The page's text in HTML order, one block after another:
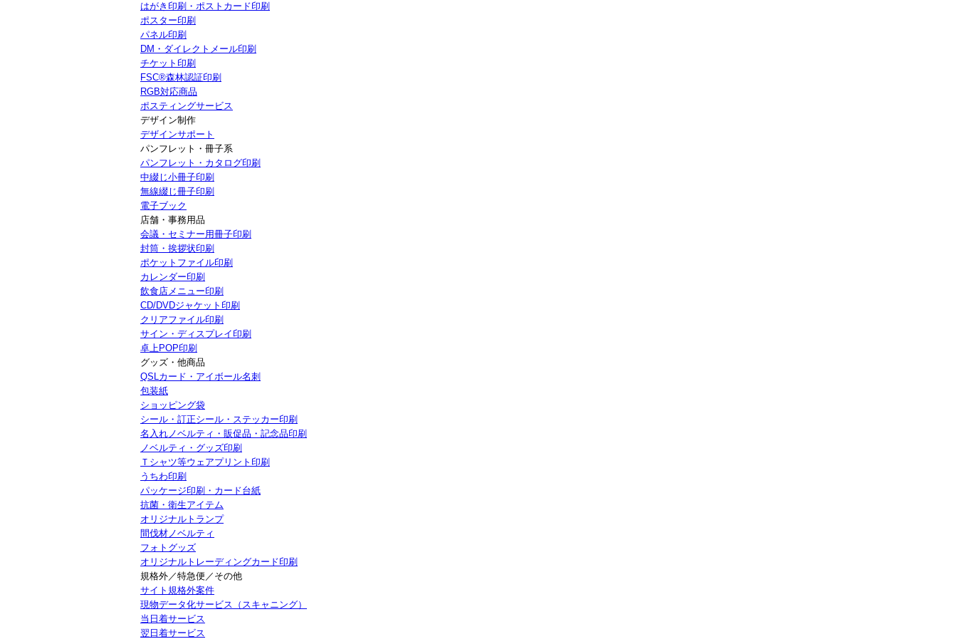
はがき印刷・ポストカード印刷
ポスター印刷
パネル印刷
DM・ダイレクトメール印刷
チケット印刷
FSC®森林認証印刷
RGB対応商品
ポスティングサービス
デザイン制作
デザインサポート
パンフレット・冊子系
パンフレット・カタログ印刷
中綴じ小冊子印刷
無線綴じ冊子印刷
電子ブック
店舗・事務用品
会議・セミナー用冊子印刷
封筒・挨拶状印刷
ポケットファイル印刷
カレンダー印刷
飲食店メニュー印刷
CD/DVDジャケット印刷
クリアファイル印刷
サイン・ディスプレイ印刷
卓上POP印刷
グッズ・他商品
QSLカード・アイボール名刺
包装紙
ショッピング袋
シール・訂正シール・ステッカー印刷
名入れノベルティ・販促品・記念品印刷
ノベルティ・グッズ印刷
Ｔシャツ等ウェアプリント印刷
うちわ印刷
パッケージ印刷・カード台紙
抗菌・衛生アイテム
オリジナルトランプ
間伐材ノベルティ
フォトグッズ
オリジナルトレーディングカード印刷
規格外／特急便／その他
サイト規格外案件
現物データ化サービス（スキャニング）
当日着サービス
翌日着サービス